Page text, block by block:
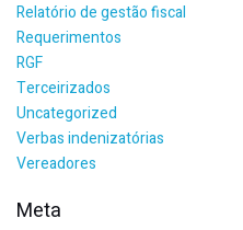
Relatório de gestão fiscal
Requerimentos
RGF
Terceirizados
Uncategorized
Verbas indenizatórias
Vereadores
Meta